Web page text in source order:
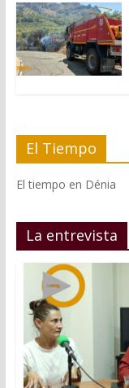
El Tiempo
El tiempo en Dénia
La entrevista